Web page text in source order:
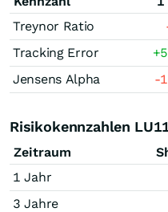
Treynor Ratio
Tracking Error
Jensens Alpha
-
Risikokennzahlen
Zeitraum
1 Jahr
3 Jahre